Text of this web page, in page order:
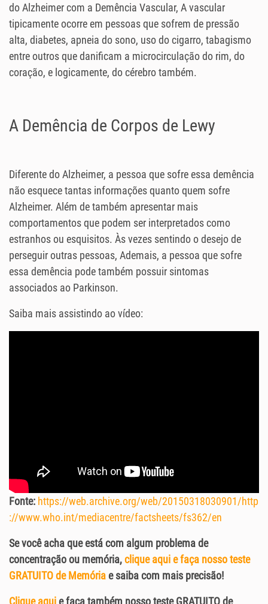
do Alzheimer com a Demência Vascular, A vascular
tipicamente ocorre em pessoas que sofrem de pressão
alta, diabetes, apneia do sono, uso do cigarro, tabagismo
entre outros que danificam a microcirculação do rim, do
coração, e logicamente, do cérebro também.
A Demência de Corpos de Lewy
Diferente do Alzheimer, a pessoa que sofre essa demência
não esquece tantas informações quanto quem sofre
Alzheimer. Além de também apresentar mais
comportamentos que podem ser interpretados como
estranhos ou esquisitos. Às vezes sentindo o desejo de
perseguir outras pessoas, Ademais, a pessoa que sofre
essa demência pode também possuir sintomas
associados ao Parkinson.
Saiba mais assistindo ao vídeo:
Fonte: https://web.archive.org/web/20150318030901/http
://www.who.int/mediacentre/factsheets/fs362/en
Se você acha que está com algum problema de
concentração ou memória,clique aqui e faça nosso teste
GRATUITO de Memória e saiba com mais precisão!
Clique aqui e faça também nosso teste GRATUITO de